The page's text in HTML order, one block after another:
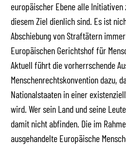
europäischer Ebene alle
diesem Ziel dienlich sind. Es ist
Abschiebung von Straftätern
Europäischen Gerichtshof für
Aktuell führt die vorherrschende
Menschenrechtskonvention dazu,
Nationalstaaten in einer
wird. Wer sein Land und seine
damit nicht abfinden. Die im
ausgehandelte Europäische